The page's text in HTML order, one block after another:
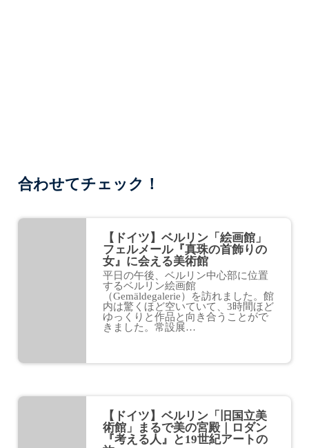
合わせてチェック！
【ドイツ】ベルリン「絵画館」
フェルメール『真珠の首飾りの
女』に会える美術館
平日の午後、ベルリン中心部に位置
するベルリン絵画館
（Gemäldegalerie）を訪れました。館
内は驚くほど空いていて、3時間ほど
ゆっくりと作品と向き合うことがで
きました。常設展…
【ドイツ】ベルリン「旧国立美
術館」まるで美の宮殿｜ロダン
『考える人』と19世紀アートの